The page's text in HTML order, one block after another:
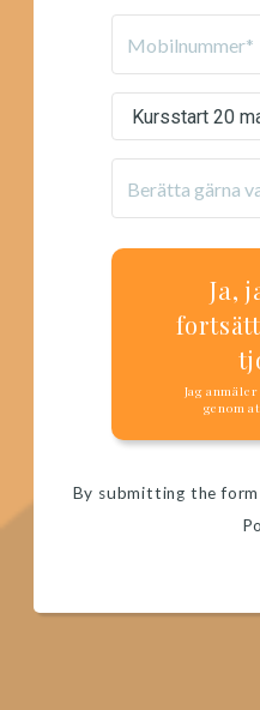
Ja,
Jag
genom
By submitting the